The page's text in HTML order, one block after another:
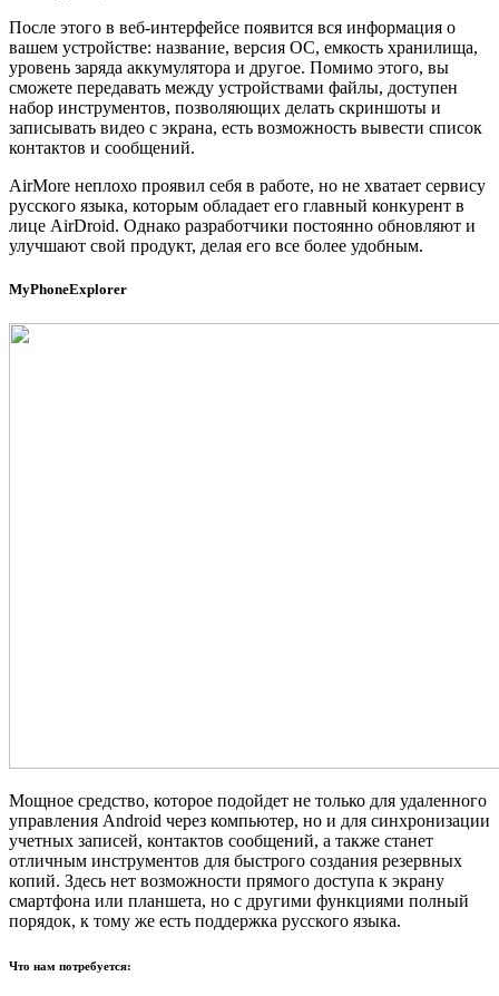
После этого в веб-интерфейсе появится вся информация о
вашем устройстве: название, версия ОС, емкость хранилища,
уровень заряда аккумулятора и другое. Помимо этого, вы
сможете передавать между устройствами файлы, доступен
набор инструментов, позволяющих делать скриншоты и
записывать видео с экрана, есть возможность вывести список
контактов и сообщений.
AirMore неплохо проявил себя в работе, но не хватает сервису
русского языка, которым обладает его главный конкурент в
лице AirDroid. Однако разработчики постоянно обновляют и
улучшают свой продукт, делая его все более удобным.
MyPhoneExplorer
Мощное средство, которое подойдет не только для удаленного
управления Android через компьютер, но и для синхронизации
учетных записей, контактов сообщений, а также станет
отличным инструментов для быстрого создания резервных
копий. Здесь нет возможности прямого доступа к экрану
смартфона или планшета, но с другими функциями полный
порядок, к тому же есть поддержка русского языка.
Что нам потребуется: